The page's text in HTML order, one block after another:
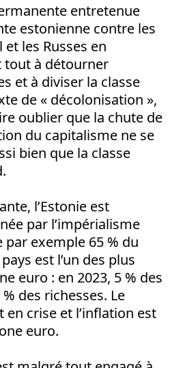
entretenue
estonienne contre les
les Russes en
tout à détourner
et à diviser la classe
de « décolonisation »,
oublier que la chute de
du capitalisme ne se
bien que la classe
l’Estonie est
par l’impérialisme
exemple 65 % du
est l’un des plus
euro : en 2023, 5 % des
des richesses. Le
en crise et l’inflation est
euro.